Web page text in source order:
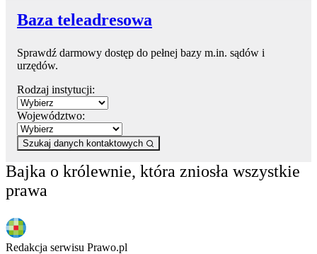
Baza teleadresowa
Sprawdź darmowy dostęp do pełnej bazy m.in. sądów i
urzędów.
Rodzaj instytucji:
Województwo:
Szukaj danych kontaktowych
Bajka o królewnie, która zniosła wszystkie
prawa
Redakcja serwisu Prawo.pl